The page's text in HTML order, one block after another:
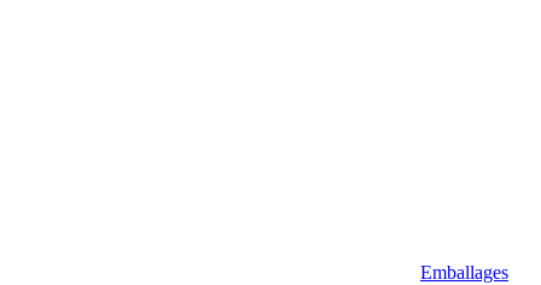
Emballages